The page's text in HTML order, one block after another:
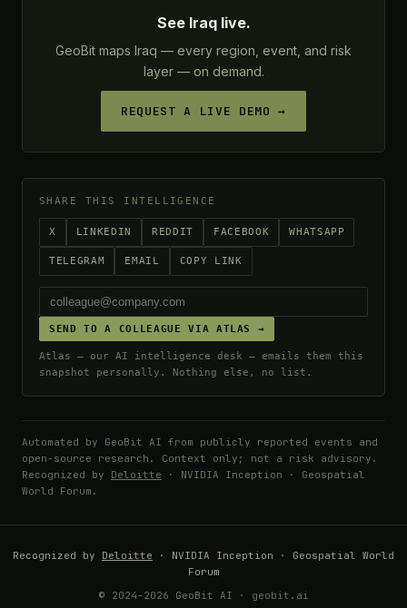
See Iraq live.
GeoBit maps Iraq — every region, event, and risk
layer — on demand.
REQUEST A LIVE DEMO →
SHARE THIS INTELLIGENCE
X LINKEDIN REDDIT FACEBOOK WHATSAPP
TELEGRAM EMAIL COPY LINK
SEND TO A COLLEAGUE VIA ATLAS →
Atlas — our AI intelligence desk — emails them this
snapshot personally. Nothing else, no list.
Automated by GeoBit AI from publicly reported events and
open-source research. Context only; not a risk advisory.
Recognized by Deloitte · NVIDIA Inception · Geospatial
World Forum.
Recognized by Deloitte · NVIDIA Inception · Geospatial World
Forum
© 2024–2026 GeoBit AI · geobit.ai